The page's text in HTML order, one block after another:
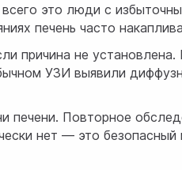
это люди с
печень часто
причина не
УЗИ выявили
Повторное
нет — это